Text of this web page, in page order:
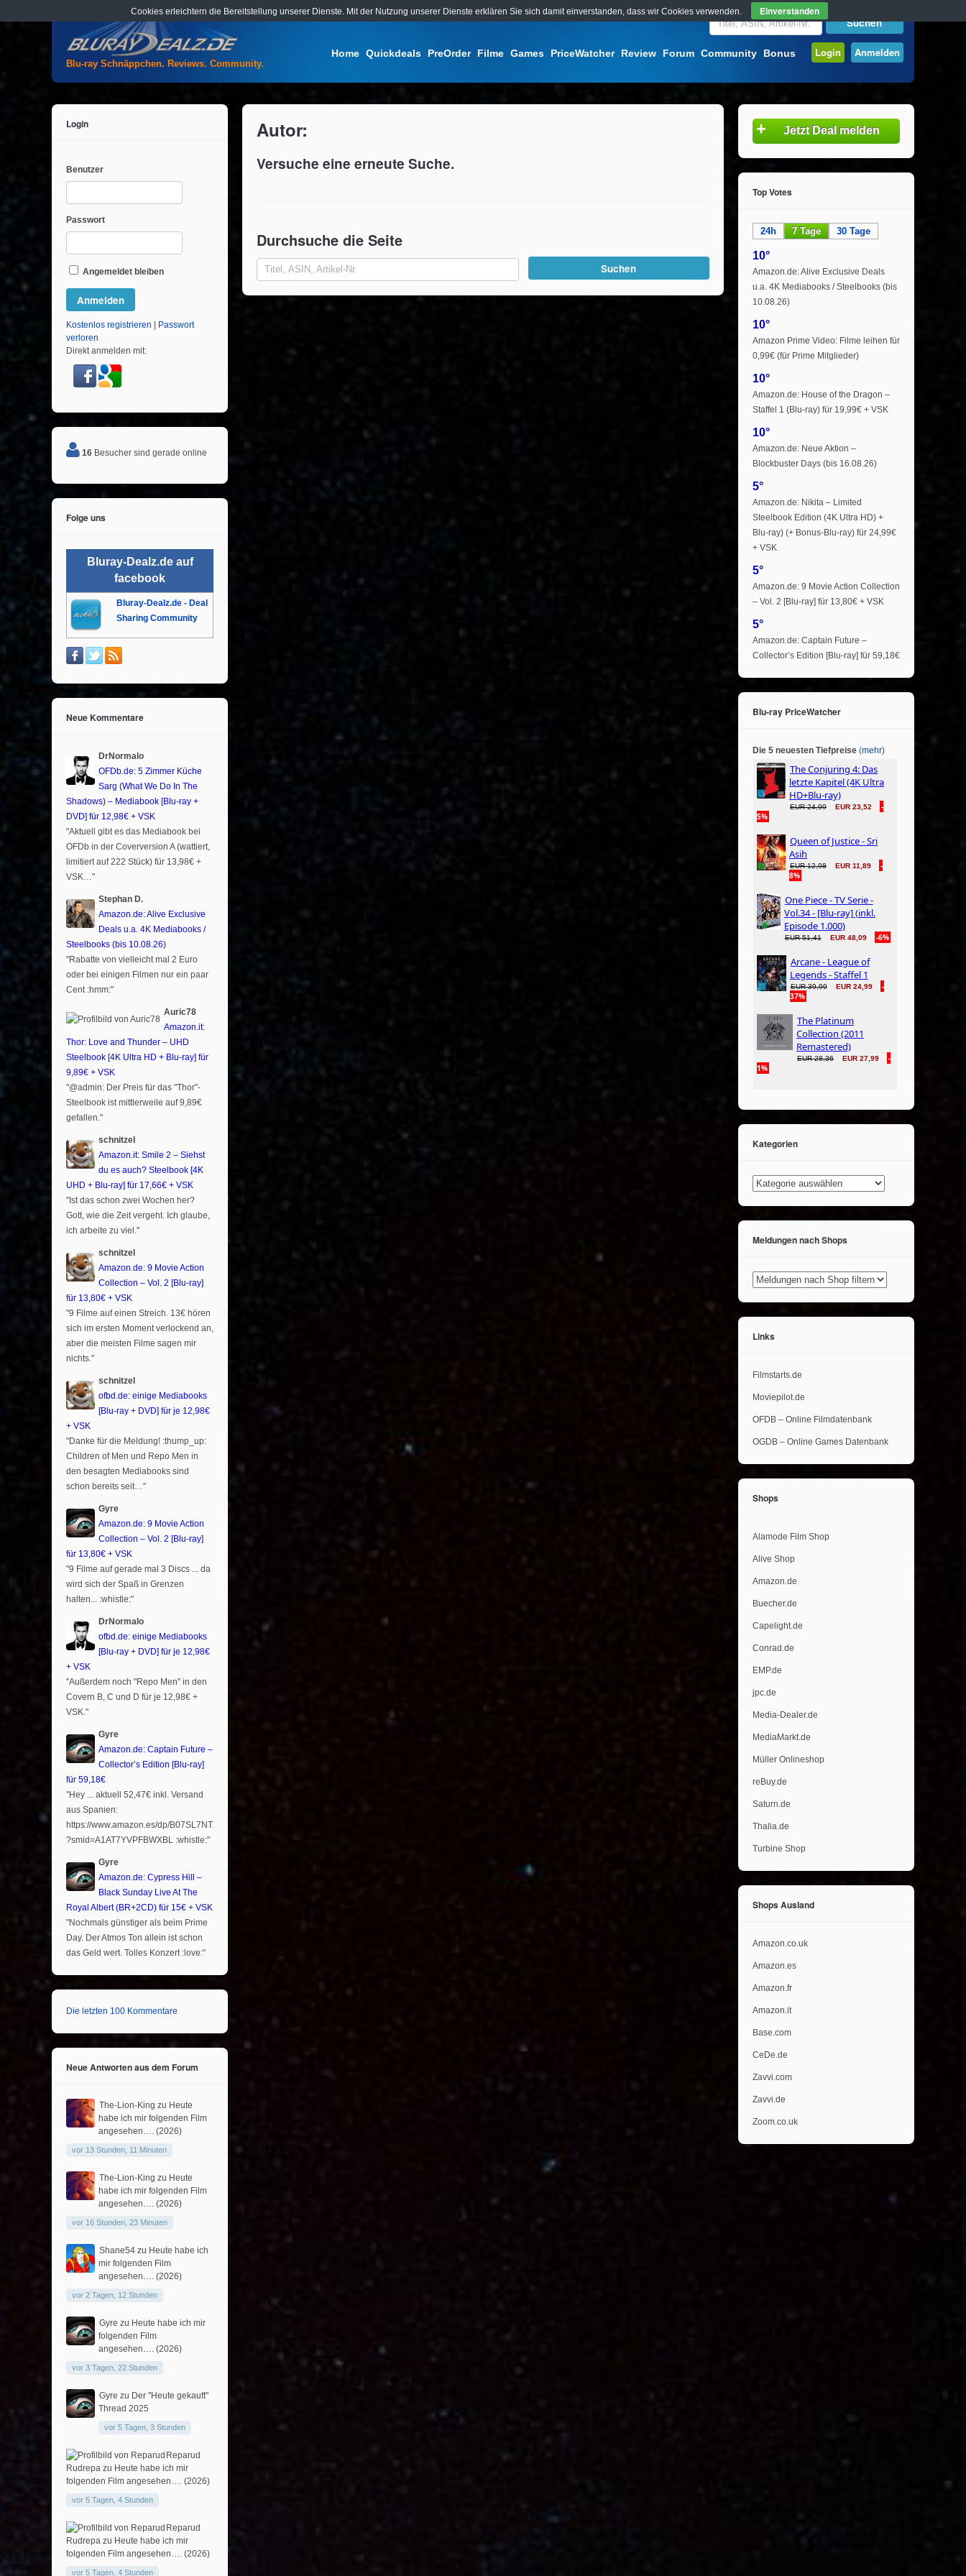
Blu-ray Schnäppchen. Reviews. Community.
Home Quickdeals PreOrder Filme Games PriceWatcher Review Forum Community Bonus Login Anmelden
Autor:
Versuche eine erneute Suche.
Durchsuche die Seite
Login
Benutzer
Passwort
Angemeldet bleiben
Kostenlos registrieren
Passwort
verloren
Direkt anmelden mit:
16 Besucher sind gerade online
Folge uns
Bluray-Dealz.de auf
facebook
Bluray-Dealz.de - Deal
Sharing Community
Neue Kommentare
DrNormalo
OFDb.de: 5 Zimmer Küche
Sarg (What We Do In The
Shadows) – Mediabook [Blu-ray +
DVD] für 12,98€ + VSK
"Aktuell gibt es das Mediabook bei
OFDb in der Coverversion A (wattiert,
limitiert auf 222 Stück) für 13,98€ +
VSK…"
Stephan D.
Amazon.de: Alive Exclusive
Deals u.a. 4K Mediabooks /
Steelbooks (bis 10.08.26)
"Rabatte von vielleicht mal 2 Euro
oder bei einigen Filmen nur ein paar
Cent :hmm:"
Auric78
Amazon.it:
Thor: Love and Thunder – UHD
Steelbook [4K Ultra HD + Blu-ray] für
9,89€ + VSK
"@admin: Der Preis für das "Thor"-
Steelbook ist mittlerweile auf 9,89€
gefallen."
schnitzel
Amazon.it: Smile 2 – Siehst
du es auch? Steelbook [4K
UHD + Blu-ray] für 17,66€ + VSK
"Ist das schon zwei Wochen her?
Gott, wie die Zeit vergeht. Ich glaube,
ich arbeite zu viel."
schnitzel
Amazon.de: 9 Movie Action
Collection – Vol. 2 [Blu-ray]
für 13,80€ + VSK
"9 Filme auf einen Streich. 13€ hören
sich im ersten Moment verlockend an,
aber die meisten Filme sagen mir
nichts."
schnitzel
ofbd.de: einige Mediabooks
[Blu-ray + DVD] für je 12,98€
+ VSK
"Danke für die Meldung! :thump_up:
Children of Men und Repo Men in
den besagten Mediabooks sind
schon bereits seit…"
Gyre
Amazon.de: 9 Movie Action
Collection – Vol. 2 [Blu-ray]
für 13,80€ + VSK
"9 Filme auf gerade mal 3 Discs ... da
wird sich der Spaß in Grenzen
halten... :whistle:"
DrNormalo
ofbd.de: einige Mediabooks
[Blu-ray + DVD] für je 12,98€
+ VSK
"Außerdem noch "Repo Men" in den
Covern B, C und D für je 12,98€ +
VSK."
Gyre
Amazon.de: Captain Future –
Collector’s Edition [Blu-ray]
für 59,18€
"Hey ... aktuell 52,47€ inkl. Versand
aus Spanien:
https://www.amazon.es/dp/B07SL7NTXR
?smid=A1AT7YVPFBWXBL :whistle:"
Gyre
Amazon.de: Cypress Hill –
Black Sunday Live At The
Royal Albert (BR+2CD) für 15€ + VSK
"Nochmals günstiger als beim Prime
Day. Der Atmos Ton allein ist schon
das Geld wert. Tolles Konzert :love:"
Die letzten 100 Kommentare
Neue Antworten aus dem Forum
The-Lion-King zu Heute
habe ich mir folgenden Film
angesehen…. (2026)
vor 13 Stunden, 11 Minuten
The-Lion-King zu Heute
habe ich mir folgenden Film
angesehen…. (2026)
vor 16 Stunden, 23 Minuten
Shane54 zu Heute habe ich
mir folgenden Film
angesehen…. (2026)
vor 2 Tagen, 12 Stunden
Gyre zu Heute habe ich mir
folgenden Film
angesehen…. (2026)
vor 3 Tagen, 22 Stunden
Gyre zu Der "Heute gekauft"
Thread 2025
vor 5 Tagen, 3 Stunden
Reparud
Rudrepa zu Heute habe ich mir
folgenden Film angesehen…. (2026)
vor 5 Tagen, 4 Stunden
Reparud
Rudrepa zu Heute habe ich mir
folgenden Film angesehen…. (2026)
vor 5 Tagen, 4 Stunden
+ Jetzt Deal melden
Top Votes
24h 7 Tage 30 Tage
10°
Amazon.de: Alive Exclusive Deals
u.a. 4K Mediabooks / Steelbooks (bis
10.08.26)
10°
Amazon Prime Video: Filme leihen für
0,99€ (für Prime Mitglieder)
10°
Amazon.de: House of the Dragon –
Staffel 1 (Blu-ray) für 19,99€ + VSK
10°
Amazon.de: Neue Aktion –
Blockbuster Days (bis 16.08.26)
5°
Amazon.de: Nikita – Limited
Steelbook Edition (4K Ultra HD) +
Blu-ray) (+ Bonus-Blu-ray) für 24,99€
+ VSK
5°
Amazon.de: 9 Movie Action Collection
– Vol. 2 [Blu-ray] für 13,80€ + VSK
5°
Amazon.de: Captain Future –
Collector’s Edition [Blu-ray] für 59,18€
Blu-ray PriceWatcher
Die 5 neuesten Tiefpreise (mehr)
Kategorien
Kategorien
Meldungen nach Shops
Links
Filmstarts.de
Moviepilot.de
OFDB – Online Filmdatenbank
OGDB – Online Games Datenbank
Shops
Alamode Film Shop
Alive Shop
Amazon.de
Buecher.de
Capelight.de
Conrad.de
EMP.de
jpc.de
Media-Dealer.de
MediaMarkt.de
Müller Onlineshop
reBuy.de
Saturn.de
Thalia.de
Turbine Shop
Shops Ausland
Amazon.co.uk
Amazon.es
Amazon.fr
Amazon.it
Base.com
CeDe.de
Zavvi.com
Zavvi.de
Zoom.co.uk
Cookies erleichtern die Bereitstellung unserer Dienste. Mit der Nutzung unserer Dienste erklären Sie sich damit einverstanden, dass wir Cookies verwenden. Einverstanden